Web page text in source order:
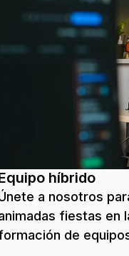
híbrido
a nosotros
fiestas en
de